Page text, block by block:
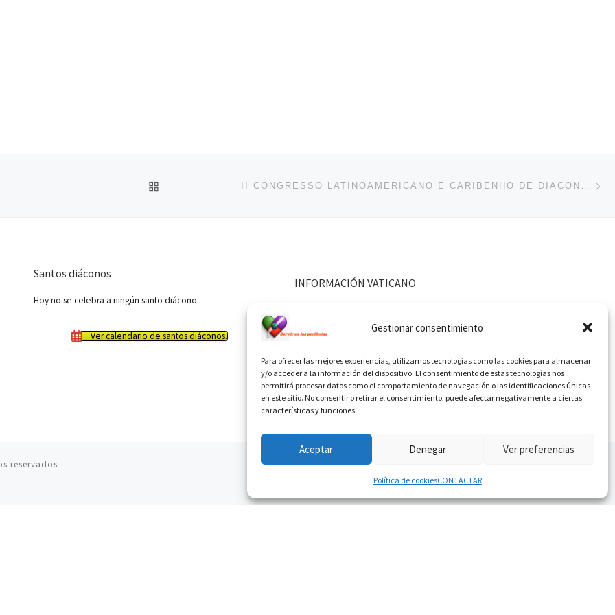
Gestionar consentimiento
Para ofrecer las mejores experiencias, utilizamos tecnologías como las cookies para almacenar
y/o acceder a la información del dispositivo. El consentimiento de estas tecnologías nos
permitirá procesar datos como el comportamiento de navegación o las identificaciones únicas
en este sitio. No consentir o retirar el consentimiento, puede afectar negativamente a ciertas
características y funciones.
Aceptar Denegar Ver preferencias
Política de cookiesCONTACTAR
VOLVER A LA LISTA DE ENTRADAS II CONGRESSO LATINOAMERICANO E CARIBENHO DE DIACONADO PERMANENTE
Santos diáconos
Hoy no se celebra a ningún santo diácono
Ver calendario de santos diáconos.
INFORMACIÓN VATICANO
reservados